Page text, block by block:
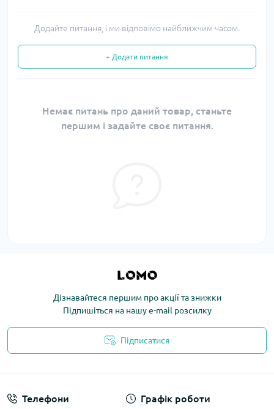
Додайте питання, і ми відповімо найближчим часом.
+ Додати питання
Немає питань про даний товар, станьте
першим і задайте своє питання.
Дізнавайтеся першим про акції та знижки
Підпишіться на нашу e-mail розсилку
Підписатися
Телефони Графік роботи